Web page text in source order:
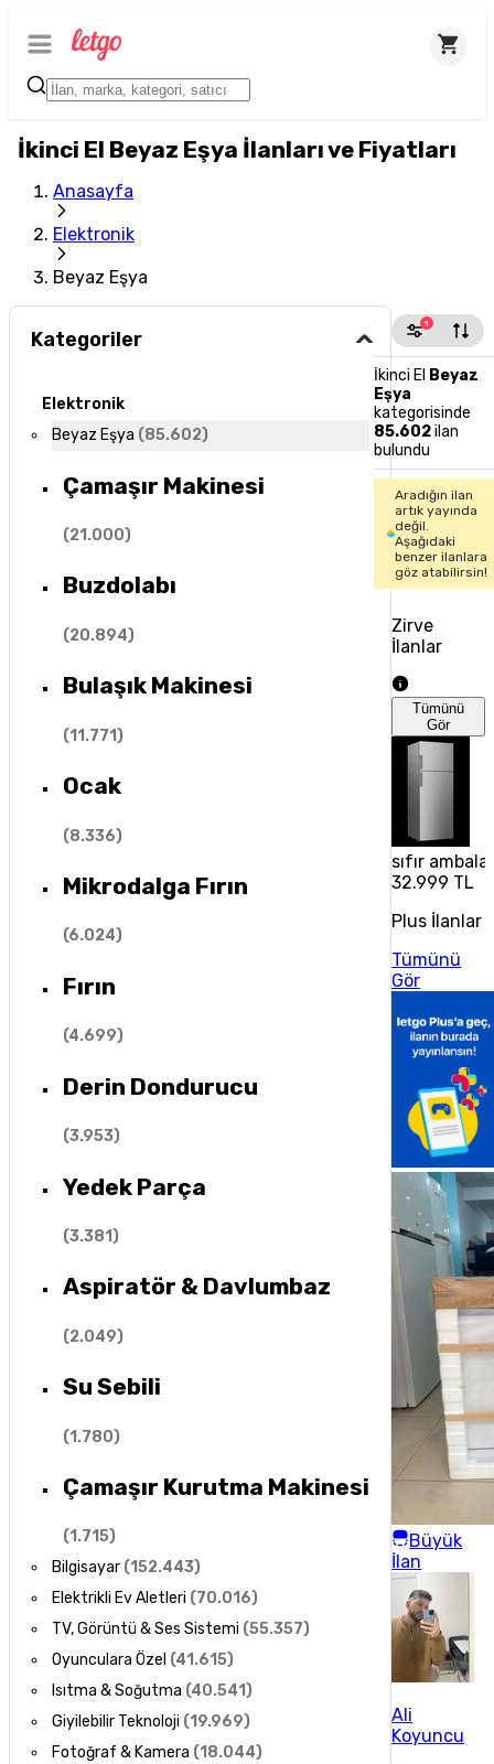
İkinci El Beyaz Eşya İlanları ve Fiyatları
Anasayfa
Elektronik
Beyaz Eşya
Kategoriler
Elektronik
Beyaz Eşya (85.602)
Çamaşır Makinesi
(21.000)
Buzdolabı
(20.894)
Bulaşık Makinesi
(11.771)
Ocak
(8.336)
Mikrodalga Fırın
(6.024)
Fırın
(4.699)
Derin Dondurucu
(3.953)
Yedek Parça
(3.381)
Aspiratör & Davlumbaz
(2.049)
Su Sebili
(1.780)
Çamaşır Kurutma Makinesi
(1.715)
Bilgisayar (152.443)
Elektrikli Ev Aletleri (70.016)
TV, Görüntü & Ses Sistemi (55.357)
Oyunculara Özel (41.615)
Isıtma & Soğutma (40.541)
Giyilebilir Teknoloji (19.969)
Fotoğraf & Kamera (18.044)
1
İkinci El Beyaz
Eşya
kategorisinde
85.602ilan
bulundu
Aradığın ilan
artık yayında
değil.
Aşağıdaki
benzer ilanlara
göz atabilirsin!
Zirve
İlanlar
Tümünü
Gör
sıfır
32.999 TL
Plus İlanlar
Tümünü
Gör
Büyük
İlan
Ali
Koyuncu